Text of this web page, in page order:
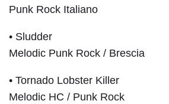
Punk Rock Italiano
• Sludder
Melodic Punk Rock / Brescia
• Tornado Lobster Killer
Melodic HC / Punk Rock
Evidenzia i
titoli